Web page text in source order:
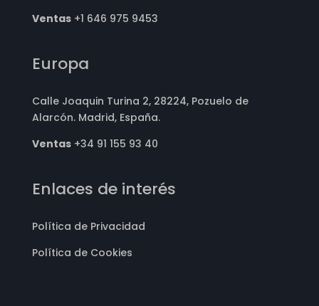
Ventas+1 646 975 9453
Europa
Calle Joaquin Turina 2, 28224, Pozuelo de
Alarcón. Madrid, España.
Ventas+34 91 155 93 40
Enlaces de interés
Política de Privacidad
Política de Cookies